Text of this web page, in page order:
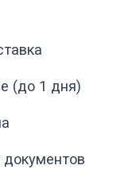
(до 1 дня)